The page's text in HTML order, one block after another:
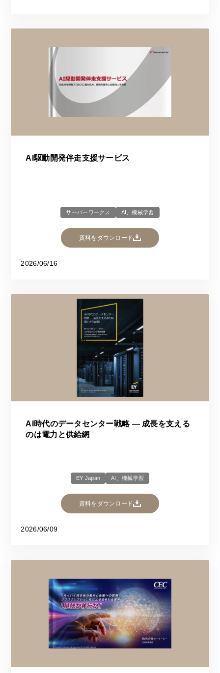
AI駆動開発伴走支援サービス
サーバーワークス AI、機械学習
資料をダウンロード
2026/06/16
AI時代のデータセンター戦略 ― 成長を支える
のは電力と供給網
EY Japan AI、機械学習
資料をダウンロード
2026/06/09